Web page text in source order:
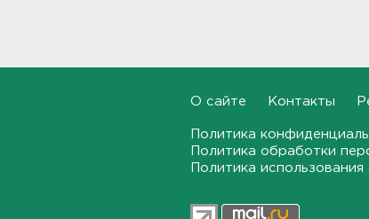
топливом в Ленобласти пока
не позволяет "вздохнуть
свободно", но и не
О сайте Контакты
Политика
Политика обработки
Политика